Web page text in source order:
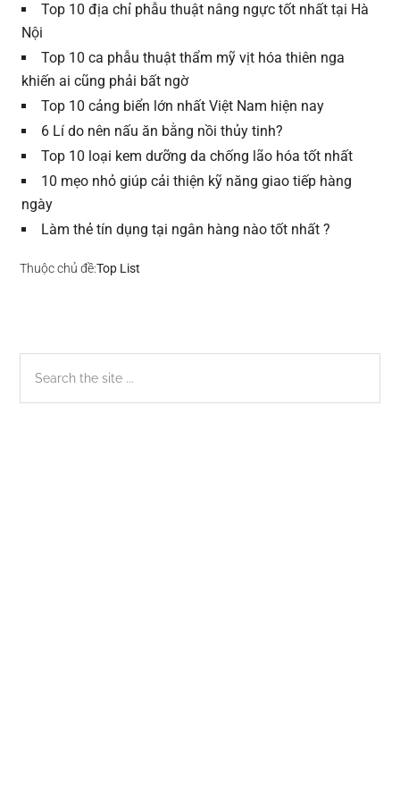
Top 10 địa chỉ phẫu thuật nâng ngực tốt nhất tại Hà
Nội
Top 10 ca phẫu thuật thẩm mỹ vịt hóa thiên nga
khiến ai cũng phải bất ngờ
Top 10 cảng biển lớn nhất Việt Nam hiện nay
6 Lí do nên nấu ăn bằng nồi thủy tinh?
Top 10 loại kem dưỡng da chống lão hóa tốt nhất
10 mẹo nhỏ giúp cải thiện kỹ năng giao tiếp hàng
ngày
Làm thẻ tín dụng tại ngân hàng nào tốt nhất ?
Thuộc chủ đề:Top List
Sidebar
chính
the